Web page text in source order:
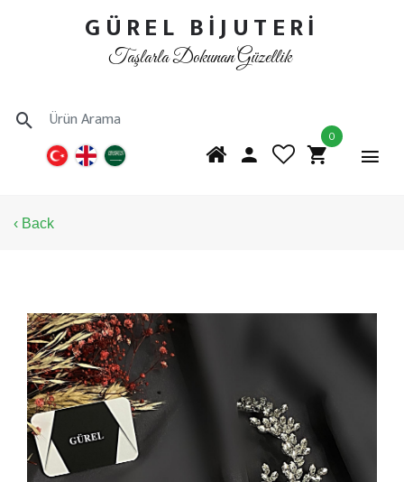
GÜREL BİJUTERİ
Taşlarla Dokunan Güzellik
0
‹ Back